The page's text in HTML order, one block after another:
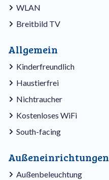
WLAN
Breitbild TV
Allgemein
Kinderfreundlich
Haustierfrei
Nichtraucher
Kostenloses WiFi
South-facing
Außeneinrichtungen
Außenbeleuchtung